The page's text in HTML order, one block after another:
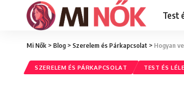
Test
Mi Nők > Blog > Szerelem és Párkapcsolat > Hogyan
SZERELEM ÉS PÁRKAPCSOLAT TEST ÉS